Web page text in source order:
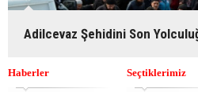
Adilcevaz Şehidini Son
Haberler Seçtiklerimiz